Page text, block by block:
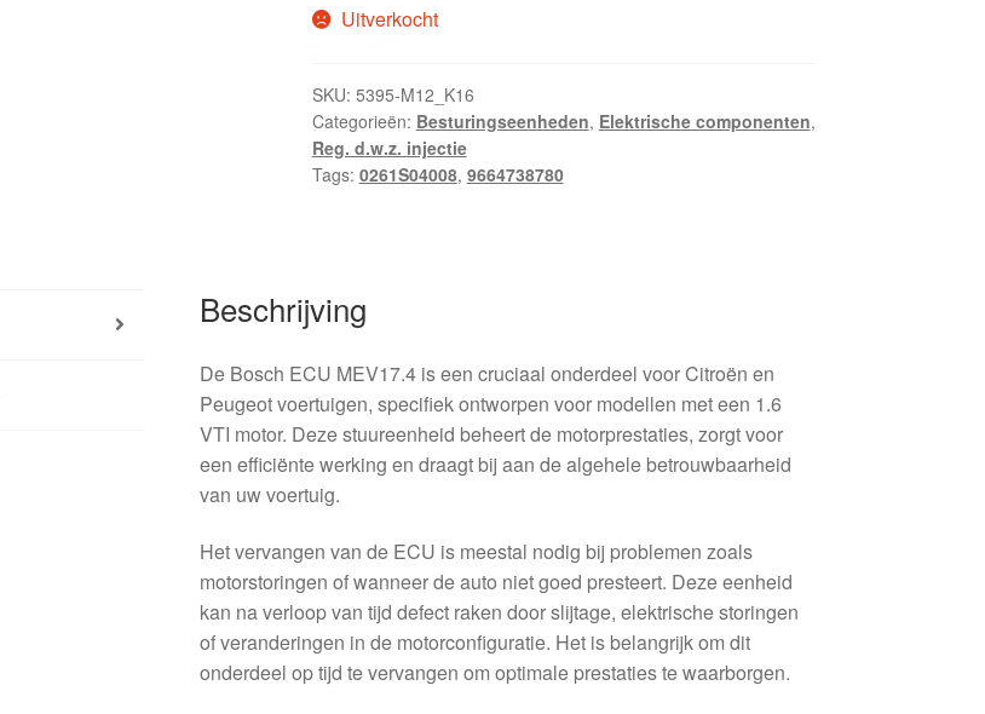
Uitverkocht
SKU: 5395-M12_K16
Categorieën: Besturingseenheden, Elektrische componenten,
Reg. d.w.z. injectie
Tags: 0261S04008, 9664738780
Beschrijving
De Bosch ECU MEV17.4 is een cruciaal onderdeel voor Citroën en
Peugeot voertuigen, specifiek ontworpen voor modellen met een 1.6
VTI motor. Deze stuureenheid beheert de motorprestaties, zorgt voor
een efficiënte werking en draagt bij aan de algehele betrouwbaarheid
van uw voertuig.
Het vervangen van de ECU is meestal nodig bij problemen zoals
motorstoringen of wanneer de auto niet goed presteert. Deze eenheid
kan na verloop van tijd defect raken door slijtage, elektrische storingen
of veranderingen in de motorconfiguratie. Het is belangrijk om dit
onderdeel op tijd te vervangen om optimale prestaties te waarborgen.